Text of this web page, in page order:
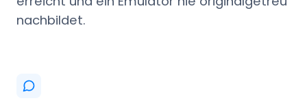
nachbildet.